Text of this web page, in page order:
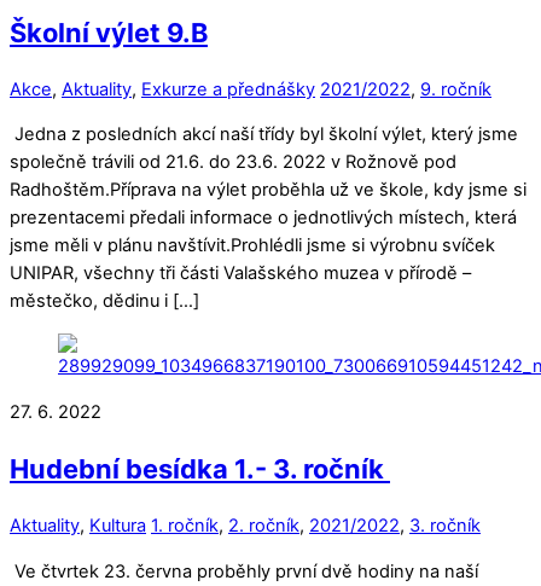
Školní výlet 9.B
Akce, Aktuality, Exkurze a přednášky 2021/2022, 9. ročník
Jedna z posledních akcí naší třídy byl školní výlet, který jsme
společně trávili od 21.6. do 23.6. 2022 v Rožnově pod
Radhoštěm.Příprava na výlet proběhla už ve škole, kdy jsme si
prezentacemi předali informace o jednotlivých místech, která
jsme měli v plánu navštívit.Prohlédli jsme si výrobnu svíček
UNIPAR, všechny tři části Valašského muzea v přírodě –
městečko, dědinu i […]
27. 6. 2022
Hudební besídka 1.- 3. ročník
Aktuality, Kultura 1. ročník, 2. ročník, 2021/2022, 3. ročník
Ve čtvrtek 23. června proběhly první dvě hodiny na naší